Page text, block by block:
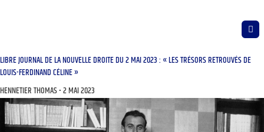
LIBRE JOURNAL DE LA NOUVELLE DROITE DU 2 MAI 2023 : « LES TRÉSORS RETROUVÉS DE
LOUIS-FERDINAND CÉLINE »
HENNETIER THOMAS 2 MAI 2023